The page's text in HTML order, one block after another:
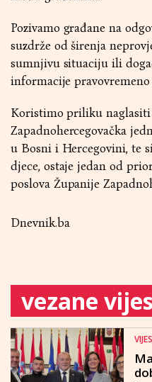
Pozivamo građane na
suzdrže od širenja
sumnjivu situaciju ili
informacije
Koristimo priliku naglasiti
Zapadnohercegovačka
u Bosni i Hercegovini, te
djece, ostaje jedan od
poslova Županije
Dnevnik.ba
vezane